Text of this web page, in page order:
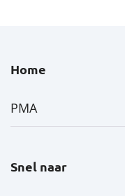
Home
PMA
Snel naar